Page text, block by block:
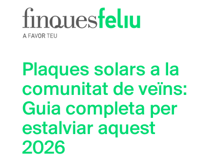
Vés
al
Plaques solars a la
comunitat de veïns:
Guia completa per
estalviar aquest
2026